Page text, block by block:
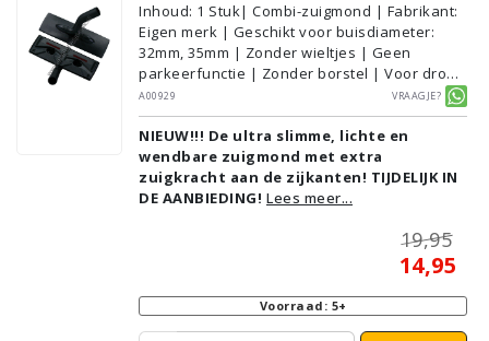
Inhoud: 1 Stuk| Combi-zuigmond | Fabrikant:
Eigen merk | Geschikt voor buisdiameter:
32mm, 35mm | Zonder wieltjes | Geen
parkeerfunctie | Zonder borstel | Voor droog
gebruik | Breedte: 31cm | Zonder verlichting |
Zonder kliksysteem | Zwart | Alternatief |
Geschikt voor vloertype: Plavuizen/Tegels,
Parket/Laminaat, PVC/Vinyl,
Tapijt/Vloerbedekking
A00929 Vraagje?
NIEUW!!! De ultra slimme, lichte en
wendbare zuigmond met extra
zuigkracht aan de zijkanten! TIJDELIJK IN
DE AANBIEDING! Lees meer...
19,95
14,95
Voorraad: 5+